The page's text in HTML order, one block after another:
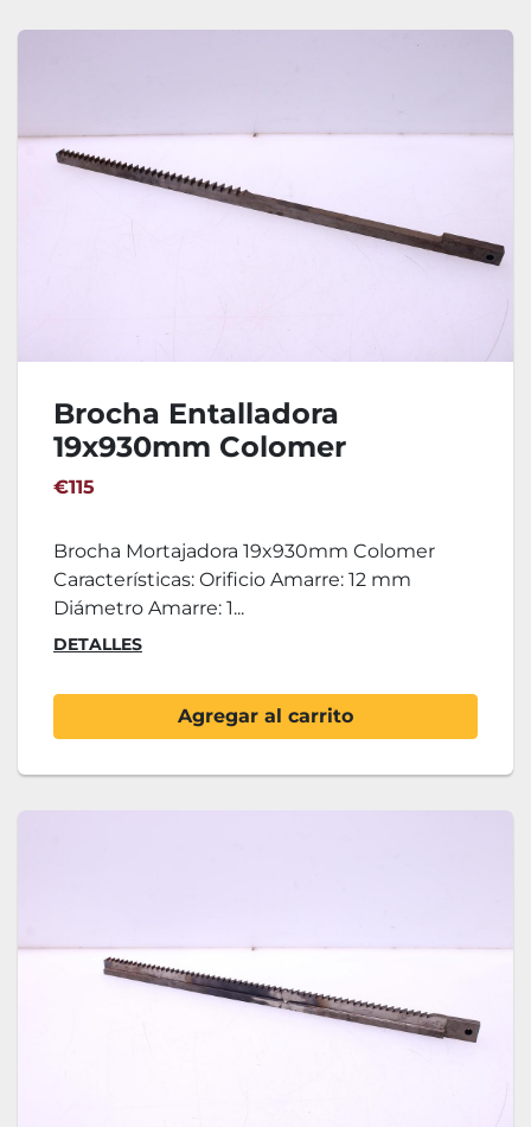
Brocha Entalladora
19x930mm Colomer
€115
Brocha Mortajadora 19x930mm Colomer
Características: Orificio Amarre: 12 mm
Diámetro Amarre: 1...
DETALLES
Agregar al carrito